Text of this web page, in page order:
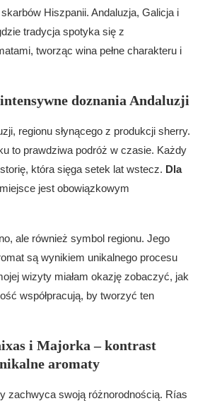
Hiszpanii. Andaluzja, Galicja i
tradycja spotyka się z
tworząc wina pełne charakteru i
doznania Andaluzji
regionu słynącego z produkcji sherry.
to prawdziwa podróż w czasie. Każdy
która sięga setek lat wstecz. Dla
jest obowiązkowym
ale również symbol regionu. Jego
są wynikiem unikalnego procesu
wizyty miałam okazję zobaczyć, jak
współpracują, by tworzyć ten
i Majorka – kontrast
aromaty
zachwyca swoją różnorodnością. Rías